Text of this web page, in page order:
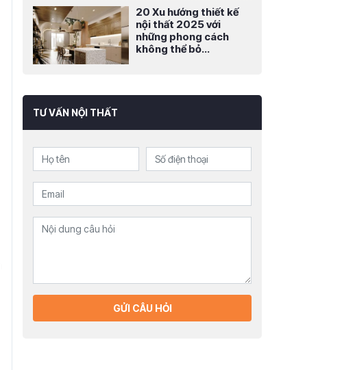
20 Xu hướng thiết kế
nội thất 2025 với
những phong cách
không thể bỏ...
TƯ VẤN NỘI THẤT
GỬI CÂU HỎI